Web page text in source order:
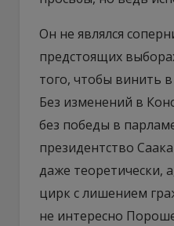
Он не являлся
предстоящих
того, чтобы винить
Без изменений в
без победы в
президентство
даже теоретически,
цирк с лишением
не интересно